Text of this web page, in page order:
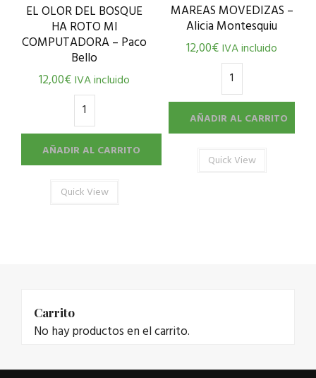
EL OLOR DEL BOSQUE
HA ROTO MI
COMPUTADORA – Paco
Bello
12,00€IVA incluido
AÑADIR AL CARRITO
Quick View
MAREAS MOVEDIZAS –
Alicia Montesquiu
12,00€IVA incluido
AÑADIR AL CARRITO
Quick View
Carrito
No hay productos en el carrito.